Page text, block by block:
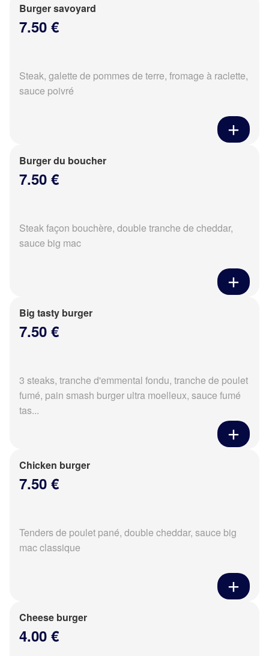
Burger savoyard
7.50 €
Steak, galette de pommes de terre, fromage à raclette,
sauce poivré
Burger du boucher
7.50 €
Steak façon bouchère, double tranche de cheddar,
sauce big mac
Big tasty burger
7.50 €
3 steaks, tranche d'emmental fondu, tranche de poulet
fumé, pain smash burger ultra moelleux, sauce fumé
tas...
Chicken burger
7.50 €
Tenders de poulet pané, double cheddar, sauce big
mac classique
Cheese burger
4.00 €